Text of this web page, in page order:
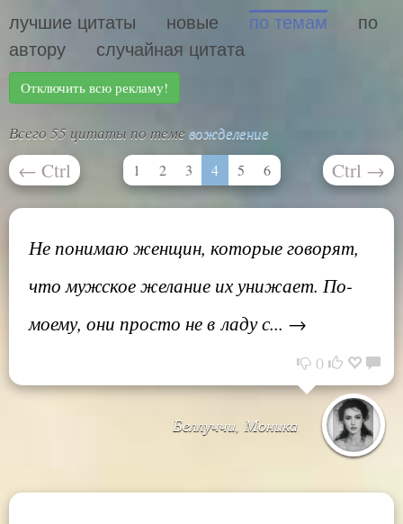
лучшие цитаты новые по темам
по
автору
случайная цитата
Отключить всю рекламу!
Всего 55 цитаты по теме вожделение
← Ctrl 1 2 3 4 5 6 Ctrl →
Не понимаю женщин, которые говорят,
что мужское желание их унижает. По-
моему, они просто не в ладу с... →
0
Беллуччи, Моника